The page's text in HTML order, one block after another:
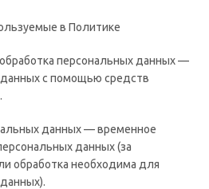
в Политике
персональных данных —
с помощью средств
данных — временное
данных (за
обработка необходима для